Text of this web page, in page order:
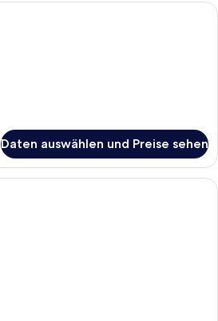
Ein Hotelzimmer mit Bett,
Daten auswählen und Preise sehen
Einzelzimmer | Schreibtisch,